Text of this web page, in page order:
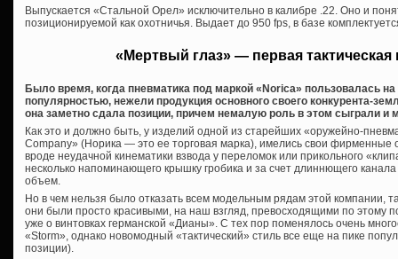
Выпускается «Стальной Орел» исключительно в калибре .22. Оно и
позиционируемой как охотничья. Выдает до 950 fps, в базе
«Мертвый глаз» — первая тактическая
Было время, когда пневматика под маркой «Norica» пользовалась
популярностью, нежели продукция основного своего конкурента-
она заметно сдала позиции, причем немалую роль в этом сыграли и
Как это и должно быть, у изделий одной из старейших «оружейно-
Company» (Норика — это ее торговая марка), имелись свои фирменные
вроде неудачной кинематики взвода у переломок или прикольного
несколько напоминающего крышку гробика и за счет длиннющего
объем.
Но в чем нельзя было отказать всем модельным рядам этой компании,
они были просто красивыми, на наш взгляд, превосходящими по этому
уже о винтовках германской «Дианы». С тех пор поменялось очень
«Storm», однако новомодный «тактический» стиль все еще на пике
позиции).